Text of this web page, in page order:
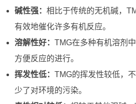
碱性强： 相比于传统的无机碱，
有效地催化许多有机反应。
溶解性好： TMG在多种有机溶剂
方便反应的进行。
挥发性低： TMG的挥发性较低，
少了对环境的污染。